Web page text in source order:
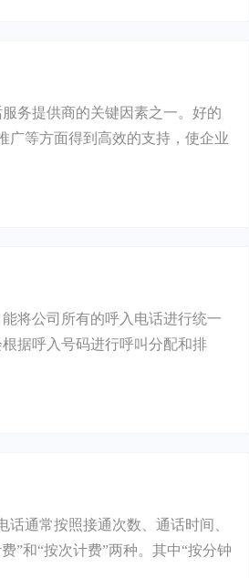
务提供商的关键因素之一。好的
广等方面得到高效的支持，使企业
将公司所有的呼入电话进行统一
据呼入号码进行呼叫分配和排
话通常按照接通次数、通话时间、
”和“按次计费”两种。其中“按分钟